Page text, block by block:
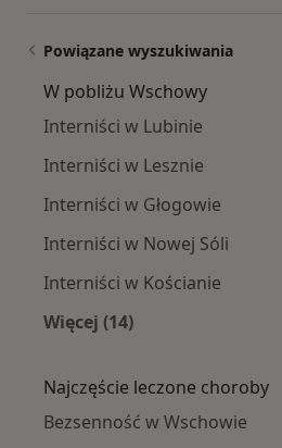
Powiązane wyszukiwania
W pobliżu Wschowy
Interniści w Lubinie
Interniści w Lesznie
Interniści w Głogowie
Interniści w Nowej Sóli
Interniści w Kościanie
Więcej (14)
Najczęście leczone choroby
Bezsenność w Wschowie